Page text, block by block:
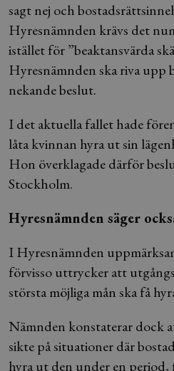
sagt nej och
Hyresnämnden krävs det
istället för ”beaktansvärda
Hyresnämnden ska riva upp
nekande beslut.
I det aktuella fallet hade
låta kvinnan hyra ut sin
Hon överklagade därför
Stockholm.
Hyresnämnden säger
I Hyresnämnden
förvisso uttrycker att
största möjliga mån ska få
Nämnden konstaterar dock
sikte på situationer där
hyra ut den under en period,